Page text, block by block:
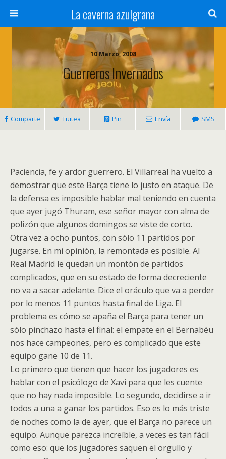
La caverna azulgrana
10 Marzo, 2008
Guerreros Invernados
Comparte Tuitea Pin Envía SMS
Paciencia, fe y ardor guerrero. El Villarreal ha vuelto a
demostrar que este Barça tiene lo justo en ataque. De
la defensa es imposible hablar mal teniendo en cuenta
que ayer jugó Thuram, ese señor mayor con alma de
polizón que algunos domingos se viste de corto.
Otra vez a ocho puntos, con sólo 11 partidos por
jugarse. En mi opinión, la remontada es posible. Al
Real Madrid le quedan un montón de partidos
complicados, que en su estado de forma decreciente
no va a sacar adelante. Dice el oráculo que va a perder
por lo menos 11 puntos hasta final de Liga. El
problema es cómo se apaña el Barça para tener un
sólo pinchazo hasta el final: el empate en el Bernabéu
nos hace campeones, pero es complicado que este
equipo gane 10 de 11.
Lo primero que tienen que hacer los jugadores es
hablar con el psicólogo de Xavi para que les cuente
que no hay nada imposible. Lo segundo, decidirse a ir
todos a una a ganar los partidos. Eso es lo más triste
de noches como la de ayer, que el Barça no parece un
equipo. Aunque parezca increíble, a veces es tan fácil
como eso: que los jugadores saquen el orgullo y